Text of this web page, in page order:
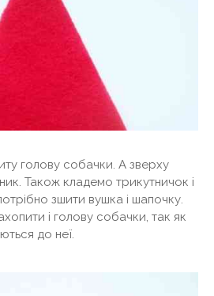
голову собачки. А зверху
Також кладемо трикутничок і
зшити вушка і шапочку.
і голову собачки, так як
до неї.